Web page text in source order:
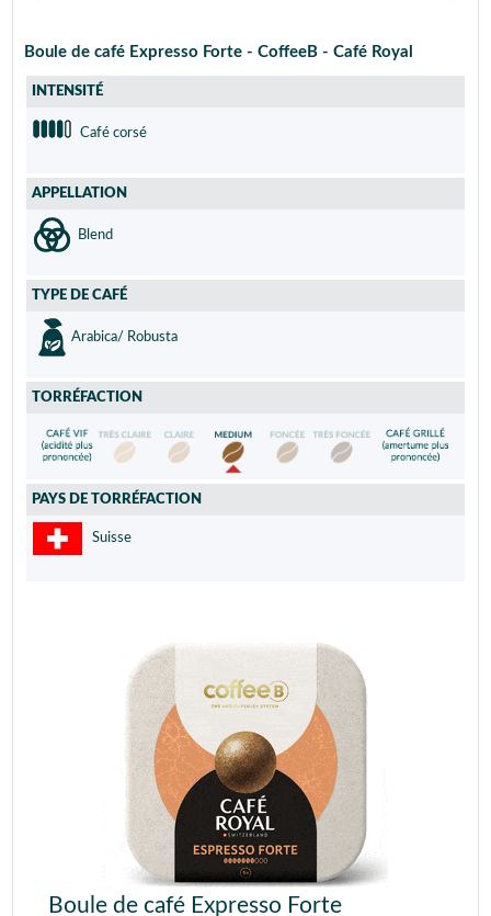
Boule de café Expresso Forte - CoffeeB - Café Royal
INTENSITÉ
Café corsé
APPELLATION
Blend
TYPE DE CAFÉ
Arabica/ Robusta
TORRÉFACTION
PAYS DE TORRÉFACTION
Suisse
Boule de café Expresso Forte